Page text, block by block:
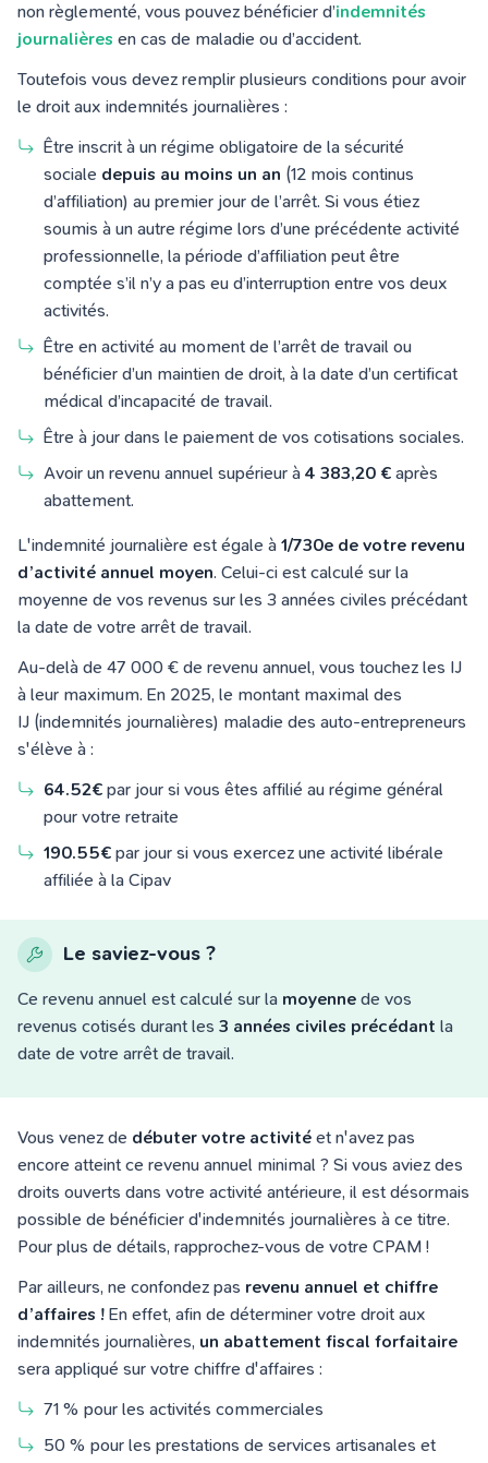
non règlementé, vous pouvez bénéficier d’indemnités
journalières en cas de maladie ou d’accident.
Toutefois vous devez remplir plusieurs conditions pour avoir
le droit aux indemnités journalières :
Être inscrit à un régime obligatoire de la sécurité
sociale depuis au moins un an (12 mois continus
d’affiliation) au premier jour de l’arrêt. Si vous étiez
soumis à un autre régime lors d’une précédente activité
professionnelle, la période d’affiliation peut être
comptée s’il n’y a pas eu d’interruption entre vos deux
activités.
Être en activité au moment de l’arrêt de travail ou
bénéficier d’un maintien de droit, à la date d’un certificat
médical d’incapacité de travail.
Être à jour dans le paiement de vos cotisations sociales.
Avoir un revenu annuel supérieur à 4 383,20 € après
abattement.
L'indemnité journalière est égale à 1/730e de votre revenu
d’activité annuel moyen. Celui-ci est calculé sur la
moyenne de vos revenus sur les 3 années civiles précédant
la date de votre arrêt de travail.
Au-delà de 47 000 € de revenu annuel, vous touchez les IJ
à leur maximum. En 2025, le montant maximal des
IJ (indemnités journalières) maladie des auto-entrepreneurs
s'élève à :
64.52€ par jour si vous êtes affilié au régime général
pour votre retraite
190.55€ par jour si vous exercez une activité libérale
affiliée à la Cipav
Le saviez-vous ?
Ce revenu annuel est calculé sur la moyenne de vos
revenus cotisés durant les 3 années civiles précédant la
date de votre arrêt de travail.
Vous venez de débuter votre activité et n'avez pas
encore atteint ce revenu annuel minimal ? Si vous aviez des
droits ouverts dans votre activité antérieure, il est désormais
possible de bénéficier d'indemnités journalières à ce titre.
Pour plus de détails, rapprochez-vous de votre CPAM !
Par ailleurs, ne confondez pas revenu annuel et chiffre
d’affaires ! En effet, afin de déterminer votre droit aux
indemnités journalières, un abattement fiscal forfaitaire
sera appliqué sur votre chiffre d'affaires :
71 % pour les activités commerciales
50 % pour les prestations de services artisanales et